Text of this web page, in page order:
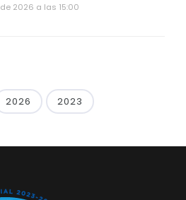
2026 a las 15:00
2026 2023